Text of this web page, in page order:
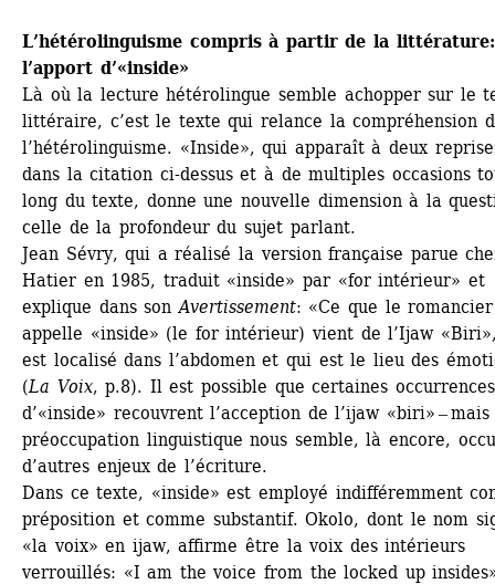
L’hétérolinguisme compris à partir de la littérature:
l’apport d’«inside»
Là où la lecture hétérolingue semble achopper sur le
littéraire, c’est le texte qui relance la compréhension
l’hétérolinguisme. «Inside», qui apparaît à deux
dans la citation ci-dessus et à de multiples occasions
long du texte, donne une nouvelle dimension à la
celle de la profondeur du sujet parlant.
Jean Sévry, qui a réalisé la version française parue
Hatier en 1985, traduit «inside» par «for intérieur» et
explique dans son Avertissement: «Ce que le romancier
appelle «inside» (le for intérieur) vient de l’Ijaw
est localisé dans l’abdomen et qui est le lieu des
(La Voix, p.8). Il est possible que certaines occurrences
d’«inside» recouvrent l’acception de l’ijaw «biri» ‒
préoccupation linguistique nous semble, là encore,
d’autres enjeux de l’écriture.
Dans ce texte, «inside» est employé indifféremment
préposition et comme substantif. Okolo, dont le nom
«la voix» en ijaw, affirme être la voix des intérieurs
verrouillés: «I am the voice from the locked up